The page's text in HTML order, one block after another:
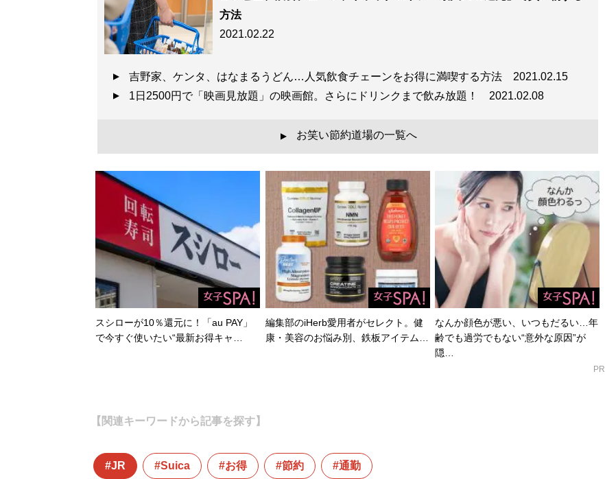
方法
2021.02.22
吉野家、ケンタ、はなまるうどん…人気飲食チェーンをお得に満喫する方法 2021.02.15
1日2500円で「映画見放題」の映画館。さらにドリンクまで飲み放題！ 2021.02.08
▲ お笑い節約道場の一覧へ
スシローが10％還元に！「au PAY」
で今すぐ使いたい“最新お得キャ…
編集部のiHerb愛用者がセレクト。健
康・美容のお悩み別、鉄板アイテム…
なんか顔色が悪い、いつもだるい…年
齢でも過労でもない“意外な原因”が
隠…
PR
【関連キーワードから記事を探す】
JR Suica お得 節約 通勤